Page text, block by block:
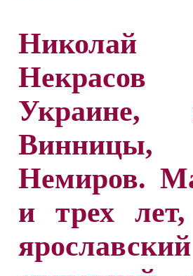
Николай
Украине,
Немиров.
и трех